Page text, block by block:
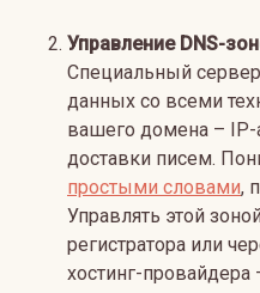
Управление DNS-
Специальный
данных со всеми
вашего домена – IP-
доставки писем.
простыми словами,
Управлять этой
регистратора или
хостинг-провайдера